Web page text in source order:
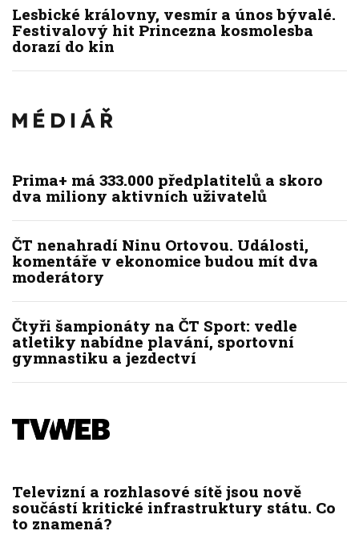
Lesbické královny, vesmír a únos bývalé.
Festivalový hit Princezna kosmolesba
dorazí do kin
Prima+ má 333.000 předplatitelů a skoro
dva miliony aktivních uživatelů
ČT nenahradí Ninu Ortovou. Události,
komentáře v ekonomice budou mít dva
moderátory
Čtyři šampionáty na ČT Sport: vedle
atletiky nabídne plavání, sportovní
gymnastiku a jezdectví
Televizní a rozhlasové sítě jsou nově
součástí kritické infrastruktury státu. Co
to znamená?